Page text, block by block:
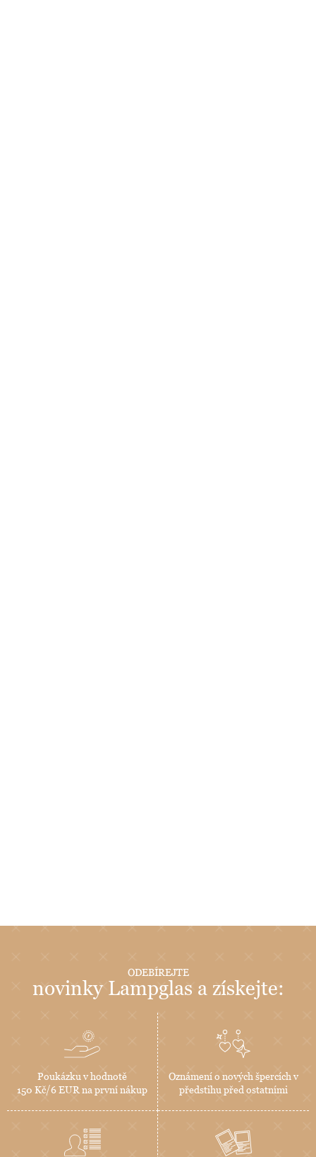
ODEBÍREJTE
novinky Lampglas a získejte:
Poukázku v hodnotě
150 Kč/6 EUR na první nákup
Oznámení o nových špercích v
předstihu před ostatními